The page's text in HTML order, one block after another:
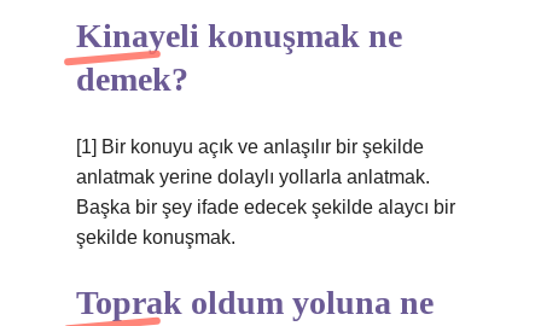
Kinayeli konuşmak ne
demek?
[1] Bir konuyu açık ve anlaşılır bir şekilde
anlatmak yerine dolaylı yollarla anlatmak.
Başka bir şey ifade edecek şekilde alaycı bir
şekilde konuşmak.
Toprak oldum yoluna ne